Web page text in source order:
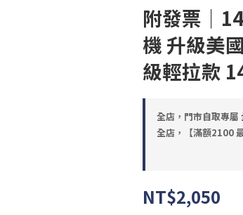
附發票｜
機 升級美
級輕拉款
全店，門市自取專屬
全店，【滿額2100
NT$2,050